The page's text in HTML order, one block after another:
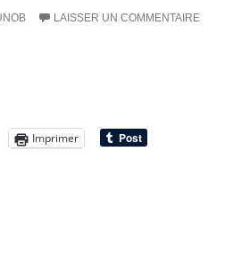
LAISSER UN COMMENTAIRE
Imprimer